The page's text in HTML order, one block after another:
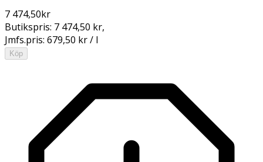
7 474,50kr
Butikspris: 7 474,50 kr,
Jmfs.pris: 679,50 kr / l
Köp